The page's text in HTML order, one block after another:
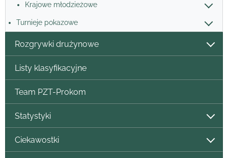
Krajowe młodzieżowe
Turnieje pokazowe
Rozgrywki drużynowe
Listy klasyfikacyjne
Team PZT-Prokom
Statystyki
Ciekawostki